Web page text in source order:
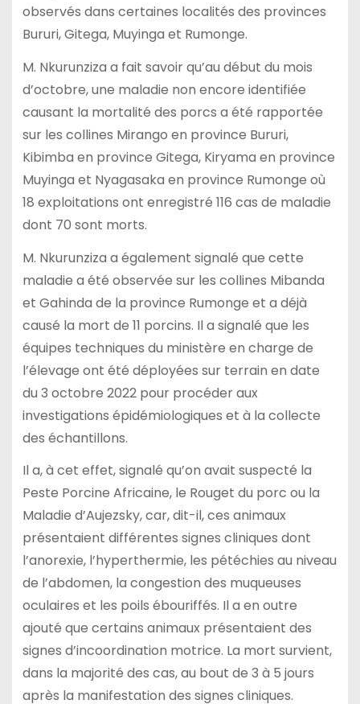
observés dans certaines localités des provinces
Bururi, Gitega, Muyinga et Rumonge.
M. Nkurunziza a fait savoir qu’au début du mois
d’octobre, une maladie non encore identifiée
causant la mortalité des porcs a été rapportée
sur les collines Mirango en province Bururi,
Kibimba en province Gitega, Kiryama en province
Muyinga et Nyagasaka en province Rumonge où
18 exploitations ont enregistré 116 cas de maladie
dont 70 sont morts.
M. Nkurunziza a également signalé que cette
maladie a été observée sur les collines Mibanda
et Gahinda de la province Rumonge et a déjà
causé la mort de 11 porcins. Il a signalé que les
équipes techniques du ministère en charge de
l’élevage ont été déployées sur terrain en date
du 3 octobre 2022 pour procéder aux
investigations épidémiologiques et à la collecte
des échantillons.
Il a, à cet effet, signalé qu’on avait suspecté la
Peste Porcine Africaine, le Rouget du porc ou la
Maladie d’Aujezsky, car, dit-il, ces animaux
présentaient différentes signes cliniques dont
l’anorexie, l’hyperthermie, les pétéchies au niveau
de l’abdomen, la congestion des muqueuses
oculaires et les poils ébouriffés. Il a en outre
ajouté que certains animaux présentaient des
signes d’incoordination motrice. La mort survient,
dans la majorité des cas, au bout de 3 à 5 jours
après la manifestation des signes cliniques.